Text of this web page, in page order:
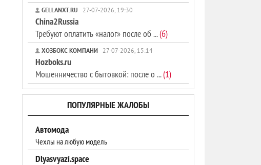
GELLANXT.RU 27-07-2026, 19:30
China2Russia
Требуют оплатить «налог» после об ...(6)
ХОЗБОКС КОМПАНИ 27-07-2026, 15:14
Hozboks.ru
Мошенничество с бытовкой: после о ...(1)
ПОПУЛЯРНЫЕ ЖАЛОБЫ
Автомода
Чехлы на любую модель
Dlyasvyazi.space